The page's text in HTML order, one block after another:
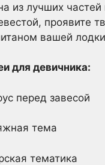
из лучших частей
проявите
вашей
для девичника:
перед завесой
тема
тематика